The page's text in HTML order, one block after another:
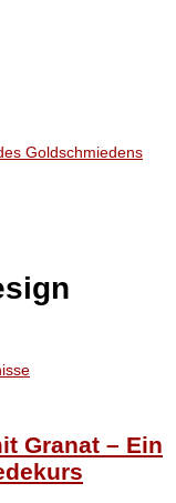
Goldschmiedens
Granat – Ein